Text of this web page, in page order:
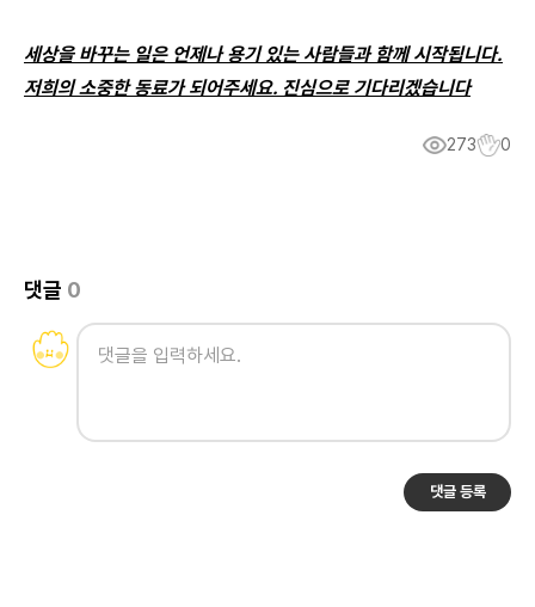
세상을 바꾸는 일은 언제나 용기 있는 사람들과 함께 시작됩니다.
저희의 소중한 동료가 되어주세요. 진심으로 기다리겠습니다
273 0
댓글 0
댓글 등록